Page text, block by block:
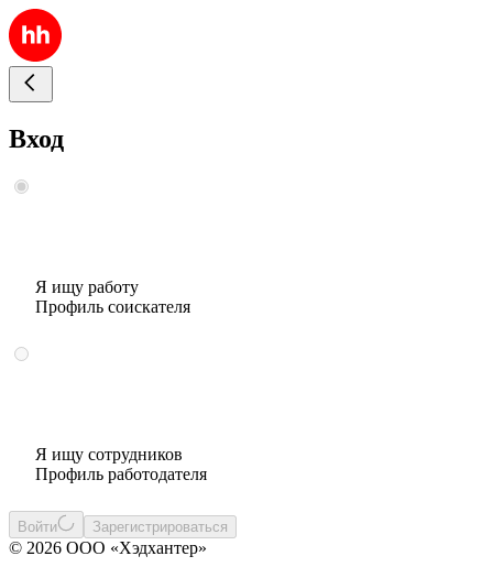
Вход
Я ищу работу
Профиль соискателя
Я ищу сотрудников
Профиль работодателя
Войти Зарегистрироваться
© 2026 ООО «Хэдхантер»